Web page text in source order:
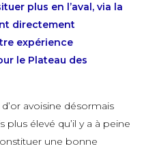
plus en l’aval, via la
directement
expérience
le Plateau des
avoisine désormais
plus élevé qu’il y a à peine
une bonne